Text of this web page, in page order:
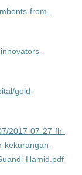
from-
gold-
2017-07-27-fh-
kekurangan-
Hamid.pdf